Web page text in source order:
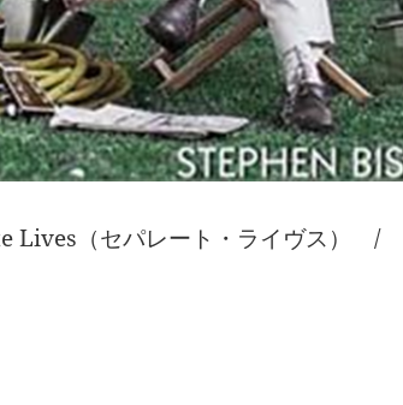
（セパレート・ライヴス） /